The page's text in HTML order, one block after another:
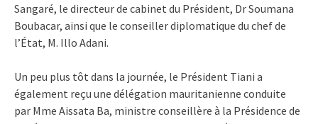
Sangaré, le directeur de cabinet du Président, Dr Soumana
Boubacar, ainsi que le conseiller diplomatique du chef de
l’État, M. Illo Adani.
Un peu plus tôt dans la journée, le Président Tiani a
également reçu une délégation mauritanienne conduite
par Mme Aissata Ba, ministre conseillère à la Présidence de